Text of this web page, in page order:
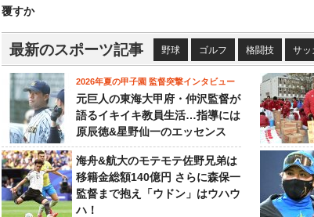
覆すか
最新のスポーツ記事 野球 ゴルフ 格闘技 サッ
2026年夏の甲子園 監督突撃インタビュー
元巨人の東海大甲府・仲沢監督が
語るイキイキ教員生活…指導には
原辰徳&星野仙一のエッセンス
海舟&航大のモテモテ佐野兄弟は
移籍金総額140億円 さらに森保一
監督まで抱え「ウドン」はウハウ
ハ！